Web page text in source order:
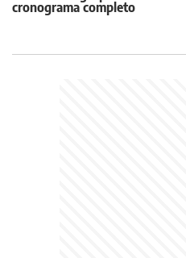
cronograma completo